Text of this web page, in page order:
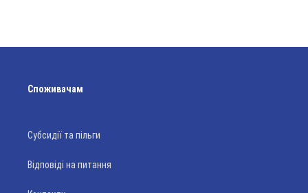
Споживачам
Субсидії та пільги
Відповіді на питання